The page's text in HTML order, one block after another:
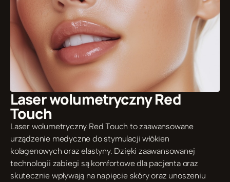
Laser wolumetryczny Red
Touch
Laser wolumetryczny Red Touch to zaawansowane
urządzenie medyczne do stymulacji włókien
kolagenowych oraz elastyny. Dzięki zaawansowanej
technologii zabiegi są komfortowe dla pacjenta oraz
skutecznie wpływają na napięcie skóry oraz unoszeniu